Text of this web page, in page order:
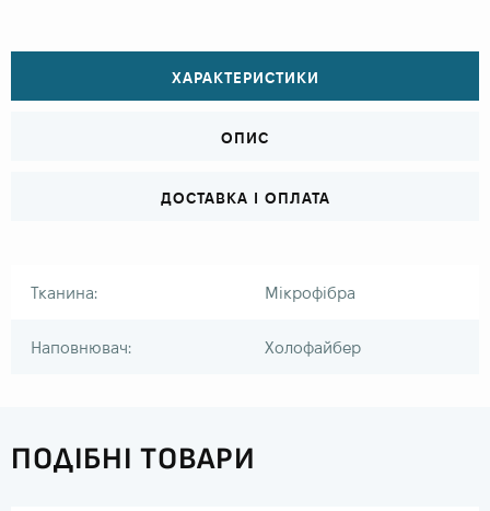
ХАРАКТЕРИСТИКИ
ОПИС
ДОСТАВКА І ОПЛАТА
Тканина: Мікрофібра
Наповнювач: Холофайбер
ПОДІБНІ ТОВАРИ